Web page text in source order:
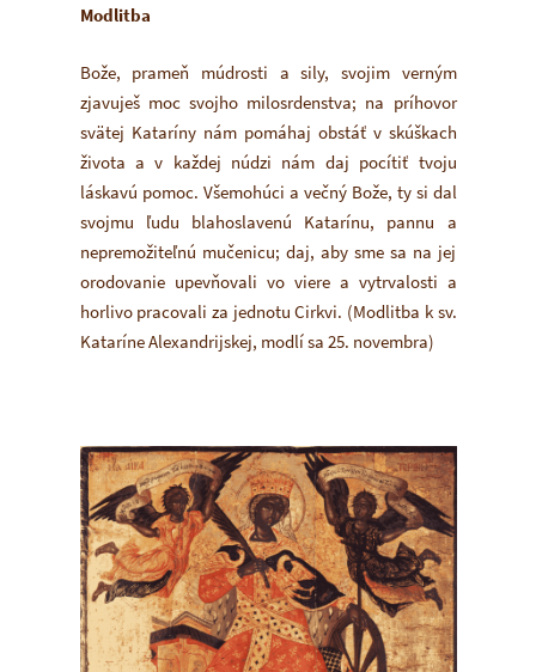
Modlitba
Bože, prameň múdrosti a sily, svojim verným
zjavuješ moc svojho milosrdenstva; na príhovor
svätej Kataríny nám pomáhaj obstáť v skúškach
života a v každej núdzi nám daj pocítiť tvoju
láskavú pomoc. Všemohúci a večný Bože, ty si dal
svojmu ľudu blahoslavenú Katarínu, pannu a
nepremožiteľnú mučenicu; daj, aby sme sa na jej
orodovanie upevňovali vo viere a vytrvalosti a
horlivo pracovali za jednotu Cirkvi. (Modlitba k sv.
Kataríne Alexandrijskej, modlí sa 25. novembra)